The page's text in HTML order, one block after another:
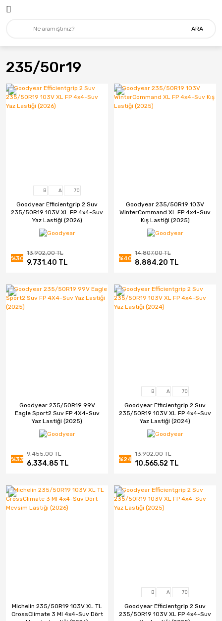
ARA
235/50r19
B A 70
Goodyear Efficientgrip 2 Suv
235/50R19 103V XL FP 4x4-Suv
Yaz Lastiği (2026)
%30
13.902,00 TL
9.731,40 TL
Goodyear 235/50R19 103V
WinterCommand XL FP 4x4-Suv
Kış Lastiği (2025)
%40
14.807,00 TL
8.884,20 TL
Goodyear 235/50R19 99V
Eagle Sport2 Suv FP 4X4-Suv
Yaz Lastiği (2025)
%33
9.455,00 TL
6.334,85 TL
B A 70
Goodyear Efficientgrip 2 Suv
235/50R19 103V XL FP 4x4-Suv
Yaz Lastiği (2024)
%24
13.902,00 TL
10.565,52 TL
Michelin 235/50R19 103V XL TL
CrossClimate 3 MI 4x4-Suv Dört
B A 70
Goodyear Efficientgrip 2 Suv
235/50R19 103V XL FP 4x4-Suv